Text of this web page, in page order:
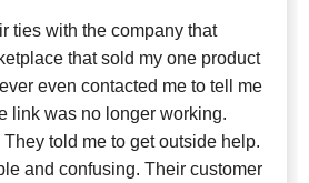
ties with the company that
that sold my one product
even contacted me to tell me
link was no longer working.
told me to get outside help.
and confusing. Their customer